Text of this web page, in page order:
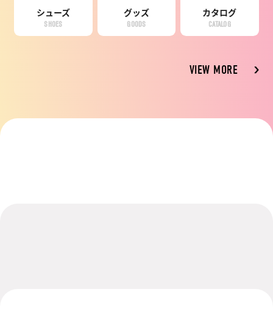
シューズ
SHOES
グッズ
GOODS
カタログ
CATALOG
VIEW MORE